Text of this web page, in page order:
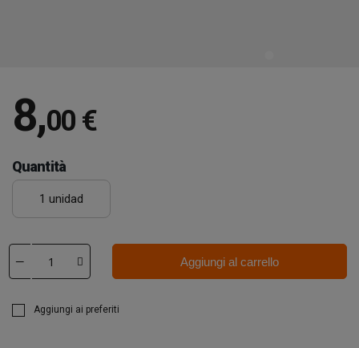
8,00 €
Quantità
1 unidad
Aggiungi al carrello
Aggiungi ai preferiti